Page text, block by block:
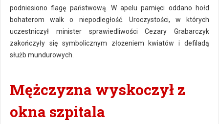
podniesiono flagę państwową. W apelu pamięci oddano hołd
bohaterom walk o niepodległość. Uroczystości, w których
uczestniczył minister sprawiedliwości Cezary Grabarczyk
zakończyły się symbolicznym złożeniem kwiatów i defiladą
służb mundurowych.
Mężczyzna wyskoczył z
okna szpitala